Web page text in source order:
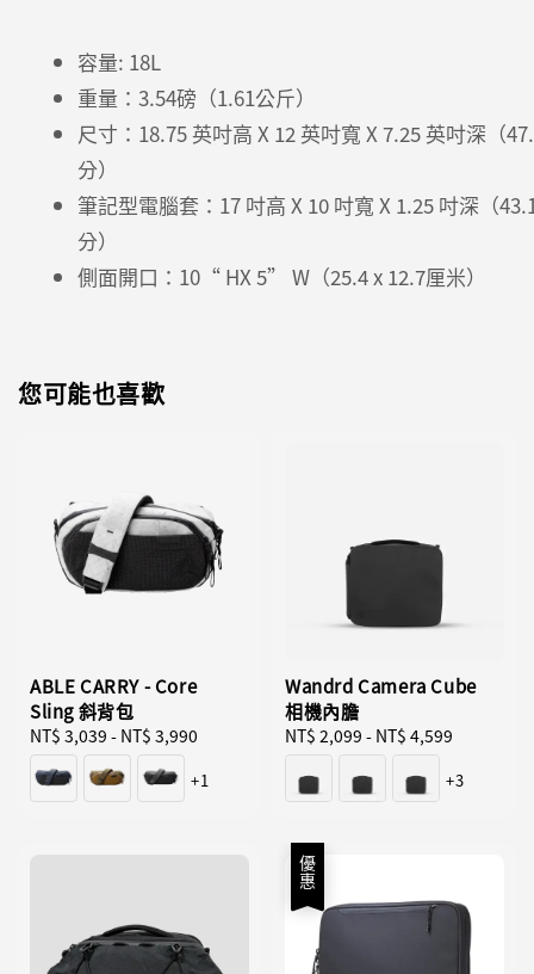
容量: 18L
重量：3.54磅（1.61公斤）
尺寸：18.75 英吋高 X 12 英吋寬 X 7.25 英吋深（
分）
筆記型電腦套：17 吋高 X 10 吋寬 X 1.25 吋深（
分）
側面開口：10“ HX 5” W（25.4 x 12.7厘米）
您可能也喜歡
ABLE CARRY - Core
Sling 斜背包
Regular
price
NT$ 3,039 - NT$ 3,990
+1
Wandrd Camera Cube
相機內膽
Regular
price
NT$ 2,099 - NT$ 4,599
+3
優惠